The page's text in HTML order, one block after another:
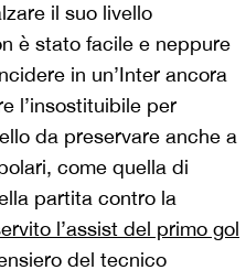
il suo livello
è stato facile e neppure
in un’Inter ancora
l’insostituibile per
da preservare anche a
come quella di
partita contro la
l’assist del primo gol
del tecnico